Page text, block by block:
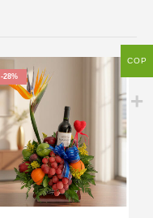
-28%
COP